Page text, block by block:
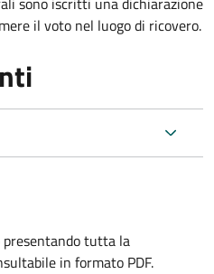
il voto nel luogo di ricovero.
tutta la
in formato PDF.